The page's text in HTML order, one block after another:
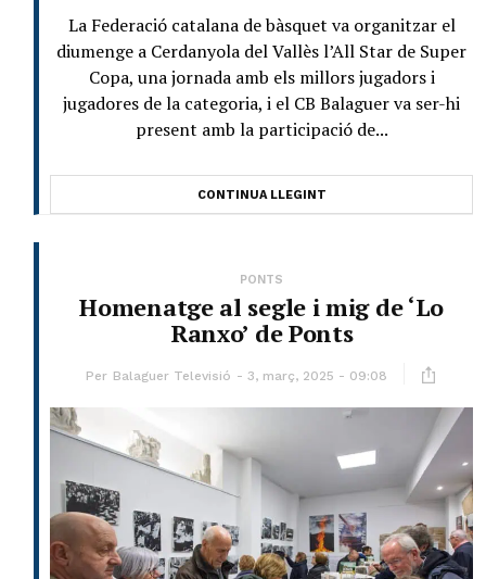
La Federació catalana de bàsquet va organitzar el
diumenge a Cerdanyola del Vallès l’All Star de Super
Copa, una jornada amb els millors jugadors i
jugadores de la categoria, i el CB Balaguer va ser-hi
present amb la participació de...
CONTINUA LLEGINT
PONTS
Homenatge al segle i mig de ‘Lo
Ranxo’ de Ponts
Per Balaguer Televisió 3, març, 2025 - 09:08